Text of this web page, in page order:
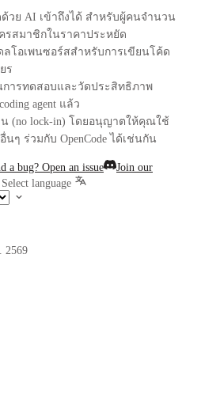
วย AI เข้าถึงได้ สำหรับผู้คนจำนวน
รสมาชิกในราคาประหยัด
ลโอเพนซอร์สสำหรับการเขียนโค้ด
ร
การทดสอบและวัดประสิทธิภาพ
agent แล้ว
(no lock-in) โดยอนุญาตให้คุณใช้
นๆ ร่วมกับ OpenCode ได้เช่นกัน
a bug? Open an issue
Join our
Select language
2569